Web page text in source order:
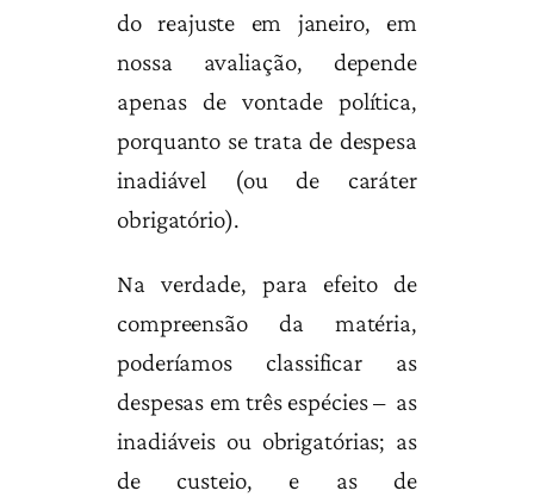
do reajuste em janeiro, em
nossa avaliação, depende
apenas de vontade política,
porquanto se trata de despesa
inadiável (ou de caráter
obrigatório).
Na verdade, para efeito de
compreensão da matéria,
poderíamos classificar as
despesas em três espécies – as
inadiáveis ou obrigatórias; as
de custeio, e as de